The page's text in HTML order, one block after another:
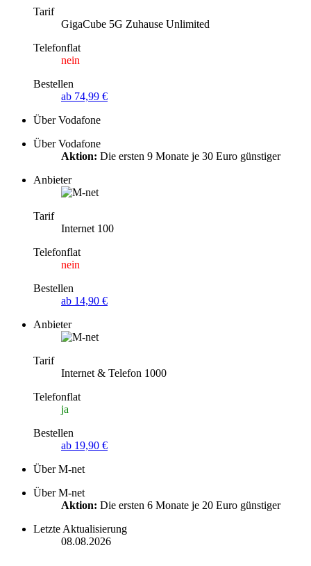
Tarif
GigaCube 5G Zuhause Unlimited
Telefonflat
nein
Bestellen
ab 74,99 €
Über Vodafone
Über Vodafone
Aktion: Die ersten 9 Monate je 30 Euro günstiger
Anbieter
Tarif
Internet 100
Telefonflat
nein
Bestellen
ab 14,90 €
Anbieter
Tarif
Internet & Telefon 1000
Telefonflat
ja
Bestellen
ab 19,90 €
Über M-net
Über M-net
Aktion: Die ersten 6 Monate je 20 Euro günstiger
Letzte Aktualisierung
08.08.2026